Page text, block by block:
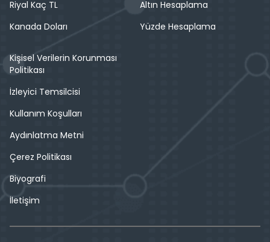
Riyal Kaç TL
Kanada Doları
Altın Hesaplama
Yüzde Hesaplama
Kişisel Verilerin Korunması
Politikası
İzleyici Temsilcisi
Kullanım Koşulları
Aydınlatma Metni
Çerez Politikası
Biyografi
İletişim